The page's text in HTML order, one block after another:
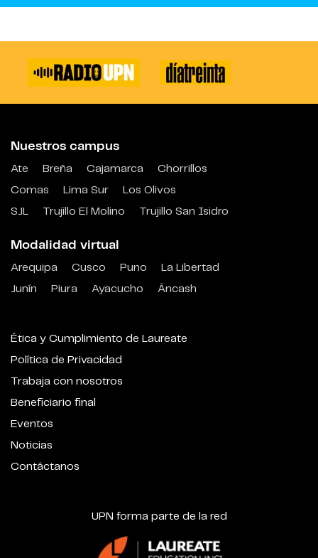
Nuestros campus
Ate Breña Cajamarca
Chorrillos
Comas
Lima Sur
Los Olivos
SJL
Trujillo El Molino Trujillo San Isidro
Modalidad virtual
Arequipa Cusco Puno
La Libertad
Junín
Piura Ayacucho Áncash
Ética y Cumplimiento de Laureate
Política de Privacidad
Trabaja con nosotros
Beneficiario final
Eventos
Noticias
Contáctanos
UPN forma parte de la red